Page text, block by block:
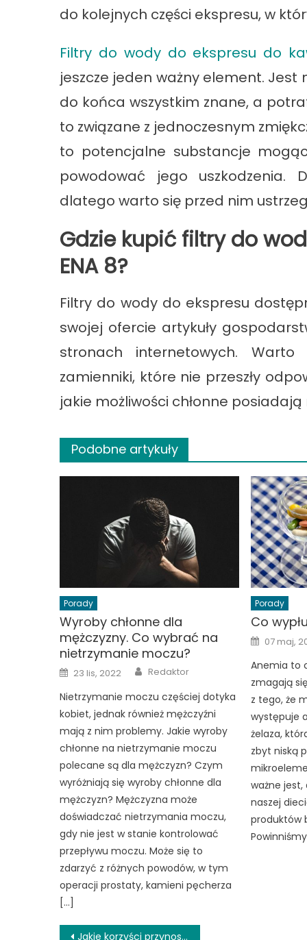
do kolejnych części ekspresu, w
Filtry do wody do ekspresu do
jeszcze jeden ważny element.
do końca wszystkim znane, a
to związane z jednoczesnym
to potencjalne substancje
powodować jego uszkodzenia.
dlatego warto się przed nim
Gdzie kupić filtry do
ENA 8?
Filtry do wody do ekspresu
swojej ofercie artykuły
stronach internetowych.
zamienniki, które nie przeszły
jakie możliwości chłonne
Podobne artykuły
Porady
Wyroby chłonne dla
mężczyzny. Co wybrać na
nietrzymanie moczu?
Posted
on
23 lis, 2022 Author
Redaktor
Nietrzymanie moczu częściej dotyka
kobiet, jednak również mężczyźni
mają z nim problemy. Jakie wyroby
chłonne na nietrzymanie moczu
polecane są dla mężczyzn? Czym
wyróżniają się wyroby chłonne dla
mężczyzn? Mężczyzna może
doświadczać nietrzymania moczu,
gdy nie jest w stanie kontrolować
przepływu moczu. Może się to
zdarzyć z różnych powodów, w tym
operacji prostaty, kamieni pęcherza
[…]
Porady
Co
Posted
on
07 maj,
Anemia to
zmagają
z tego, że
występuje
żelaza,
zbyt niską
ważne
naszej
produktów
Jakie korzyści przynoszą zajęcia jogi